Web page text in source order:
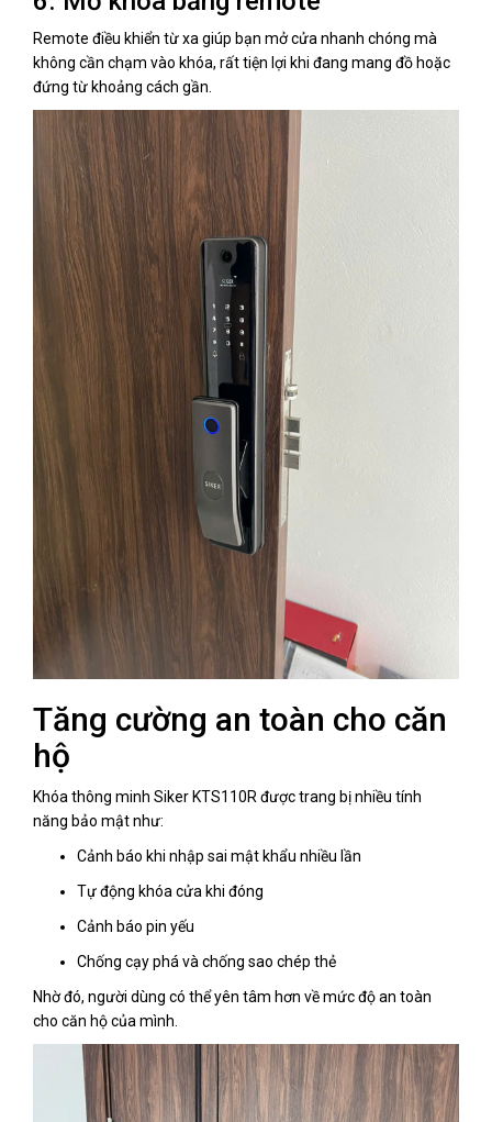
Remote điều khiển từ xa giúp bạn mở cửa nhanh chóng mà
không cần chạm vào khóa, rất tiện lợi khi đang mang đồ hoặc
đứng từ khoảng cách gần.
Tăng cường an toàn cho căn
hộ
Khóa thông minh Siker KTS110R được trang bị nhiều tính
năng bảo mật như:
Cảnh báo khi nhập sai mật khẩu nhiều lần
Tự động khóa cửa khi đóng
Cảnh báo pin yếu
Chống cạy phá và chống sao chép thẻ
Nhờ đó, người dùng có thể yên tâm hơn về mức độ an toàn
cho căn hộ của mình.